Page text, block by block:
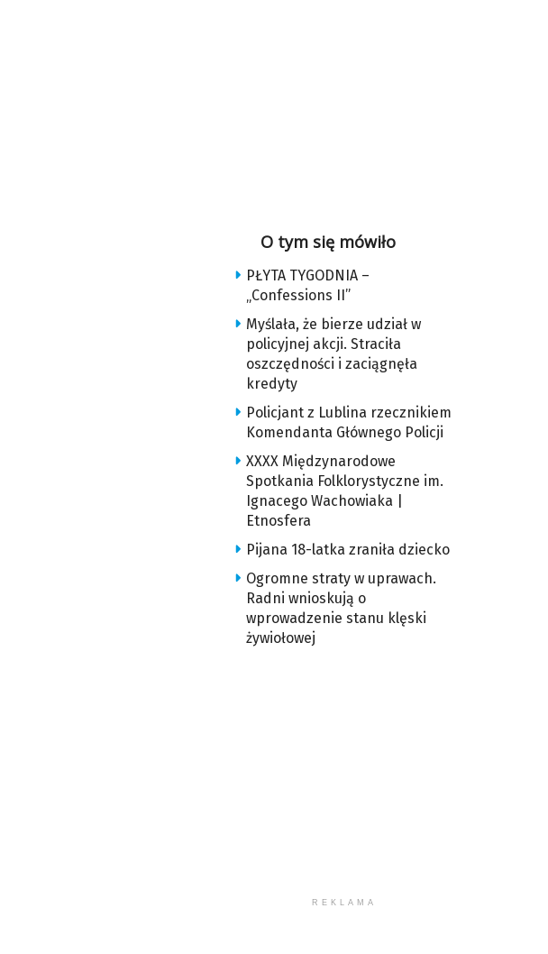
O tym się mówiło
PŁYTA TYGODNIA –
„Confessions II”
Myślała, że bierze udział w
policyjnej akcji. Straciła
oszczędności i zaciągnęła
kredyty
Policjant z Lublina rzecznikiem
Komendanta Głównego Policji
XXXX Międzynarodowe
Spotkania Folklorystyczne im.
Ignacego Wachowiaka |
Etnosfera
Pijana 18-latka zraniła dziecko
Ogromne straty w uprawach.
Radni wnioskują o
wprowadzenie stanu klęski
żywiołowej
REKLAMA